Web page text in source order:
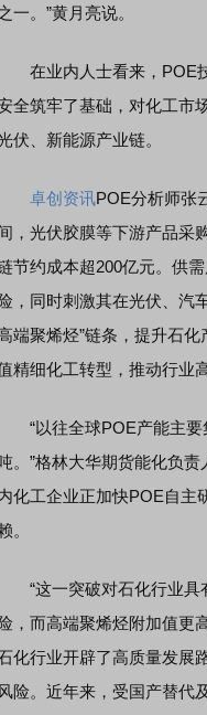
一。”黄月亮说。
在业内人士看来，POE技
全筑牢了基础，对化工市
伏、新能源产业链。
卓创资讯POE分析师张
，光伏胶膜等下游产品采
节约成本超200亿元。供
，同时刺激其在光伏、汽
端聚烯烃”链条，提升石
精细化工转型，推动行业
“以往全球POE产能主要
。”格林大华期货能化负
化工企业正加快POE自主
。
“这一突破对石化行业具
，而高端聚烯烃附加值更
化行业开辟了高质量发展
风险。近年来，受国产替代
股再平衡的
债券知识通